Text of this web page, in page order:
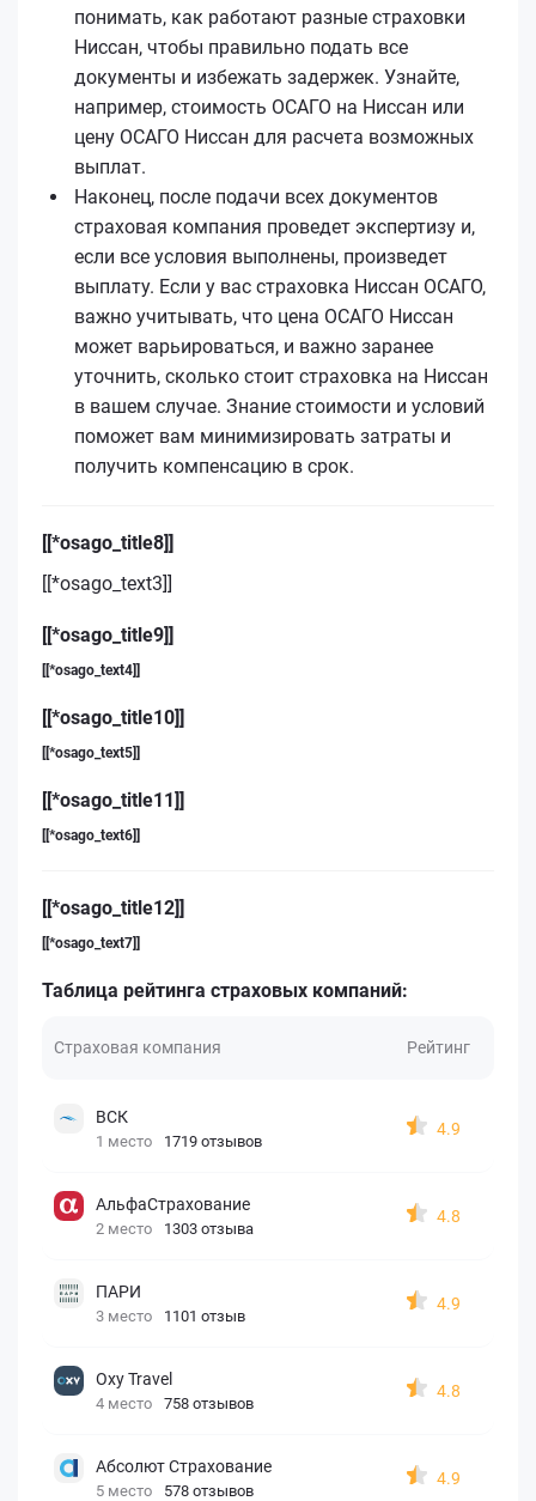
понимать, как работают разные страховки
Ниссан, чтобы правильно подать все
документы и избежать задержек. Узнайте,
например, стоимость ОСАГО на Ниссан или
цену ОСАГО Ниссан для расчета возможных
выплат.
Наконец, после подачи всех документов
страховая компания проведет экспертизу и,
если все условия выполнены, произведет
выплату. Если у вас страховка Ниссан ОСАГО,
важно учитывать, что цена ОСАГО Ниссан
может варьироваться, и важно заранее
уточнить, сколько стоит страховка на Ниссан
в вашем случае. Знание стоимости и условий
поможет вам минимизировать затраты и
получить компенсацию в срок.
[[*osago_title8]]
[[*osago_text3]]
[[*osago_title9]]
[[*osago_text4]]
[[*osago_title10]]
[[*osago_text5]]
[[*osago_title11]]
[[*osago_text6]]
[[*osago_title12]]
[[*osago_text7]]
Таблица рейтинга страховых компаний:
Страховая компания Рейтинг
ВСК
1 место 1719 отзывов
4.9
АльфаСтрахование
2 место 1303 отзыва
4.8
ПАРИ
3 место 1101 отзыв
4.9
Oxy Travel
4 место 758 отзывов
4.8
Абсолют Страхование
5 место 578 отзывов
4.9